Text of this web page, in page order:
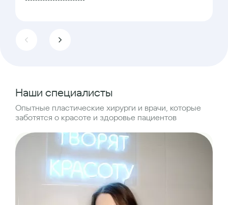
Наши специалисты
Опытные пластические хирурги и врачи, которые
заботятся о красоте и здоровье пациентов